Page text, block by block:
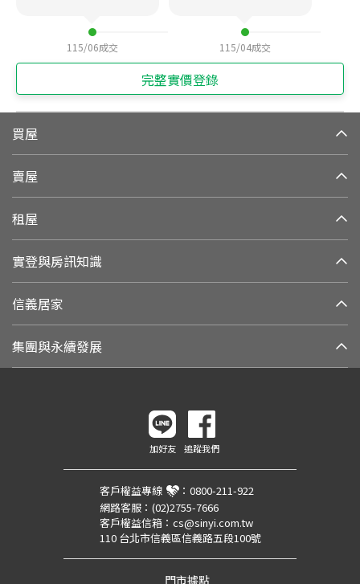
115/06成交 115/04成交
完整實價登錄
買屋
賣屋
租屋
實登與房訊知識
信義居家
集團與永續發展
加好友 追蹤我們
客戶權益專線 ： 0800-211-922
網路客服： (02)2755-7666
客戶權益信箱： cs@sinyi.com.tw
110 台北市信義區信義路五段100號
門市據點